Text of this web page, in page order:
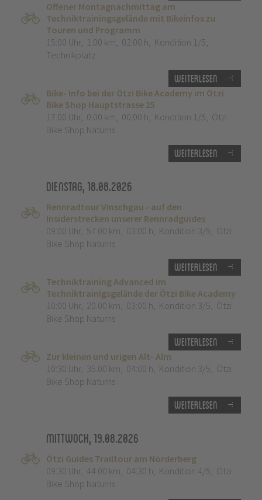
Offener Montagnachmittag am
Techniktrainingsgelände mit Bikeinfos zu
Touren und Programm
15:00 Uhr, 1.00 km, 02:00 h, Kondition 1/5,
Technikplatz
Weiterlesen
Bike- Info bei der Ötzi Bike Academy im Ötzi
Bike Shop Hauptstrasse 25
17:00 Uhr, 0.00 km, 00:00 h, Kondition 1/5, Ötzi
Bike Shop Naturns
Weiterlesen
Dienstag, 18.08.2026
Rennradtour Vinschgau - auf den
Insiderstrecken unserer Rennradguides
09:00 Uhr, 57.00 km, 03:00 h, Kondition 3/5, Ötzi
Bike Shop Naturns
Weiterlesen
Techniktraining Advanced im
Techniktrainigsgelände der Ötzi Bike Academy
10:00 Uhr, 20.00 km, 03:00 h, Kondition 3/5, Ötzi
Bike Shop Naturns
Weiterlesen
Zur kleinen und urigen Alt- Alm
10:30 Uhr, 35.00 km, 04:00 h, Kondition 3/5, Ötzi
Bike Shop Naturns
Weiterlesen
Mittwoch, 19.08.2026
Ötzi Guides Trailtour am Nörderberg
09:30 Uhr, 44.00 km, 04:30 h, Kondition 4/5, Ötzi
Bike Shop Naturns